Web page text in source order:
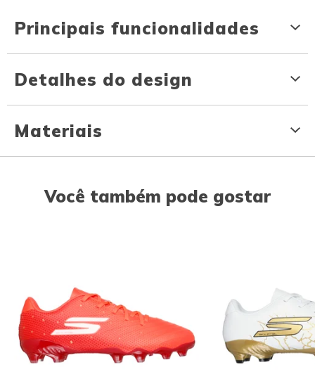
Principais funcionalidades
Detalhes do design
Materiais
Você também pode gostar